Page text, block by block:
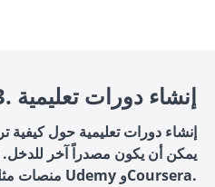
3. إنشاء دورات تعليمية
إنشاء دورات تعليمية حول كيفية
يمكن أن يكون مصدراً آخر للدخل.
منصات مثل Udemy وCoursera.